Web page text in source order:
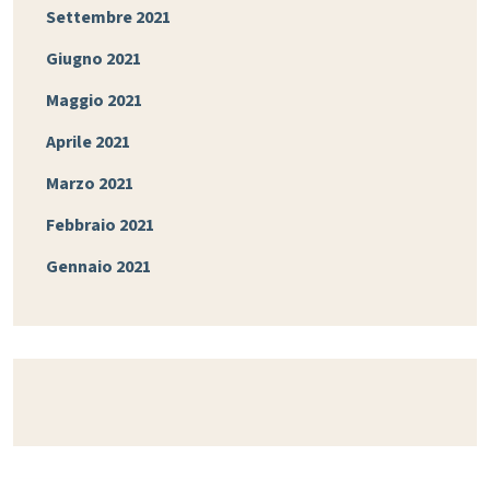
Settembre 2021
Giugno 2021
Maggio 2021
Aprile 2021
Marzo 2021
Febbraio 2021
Gennaio 2021